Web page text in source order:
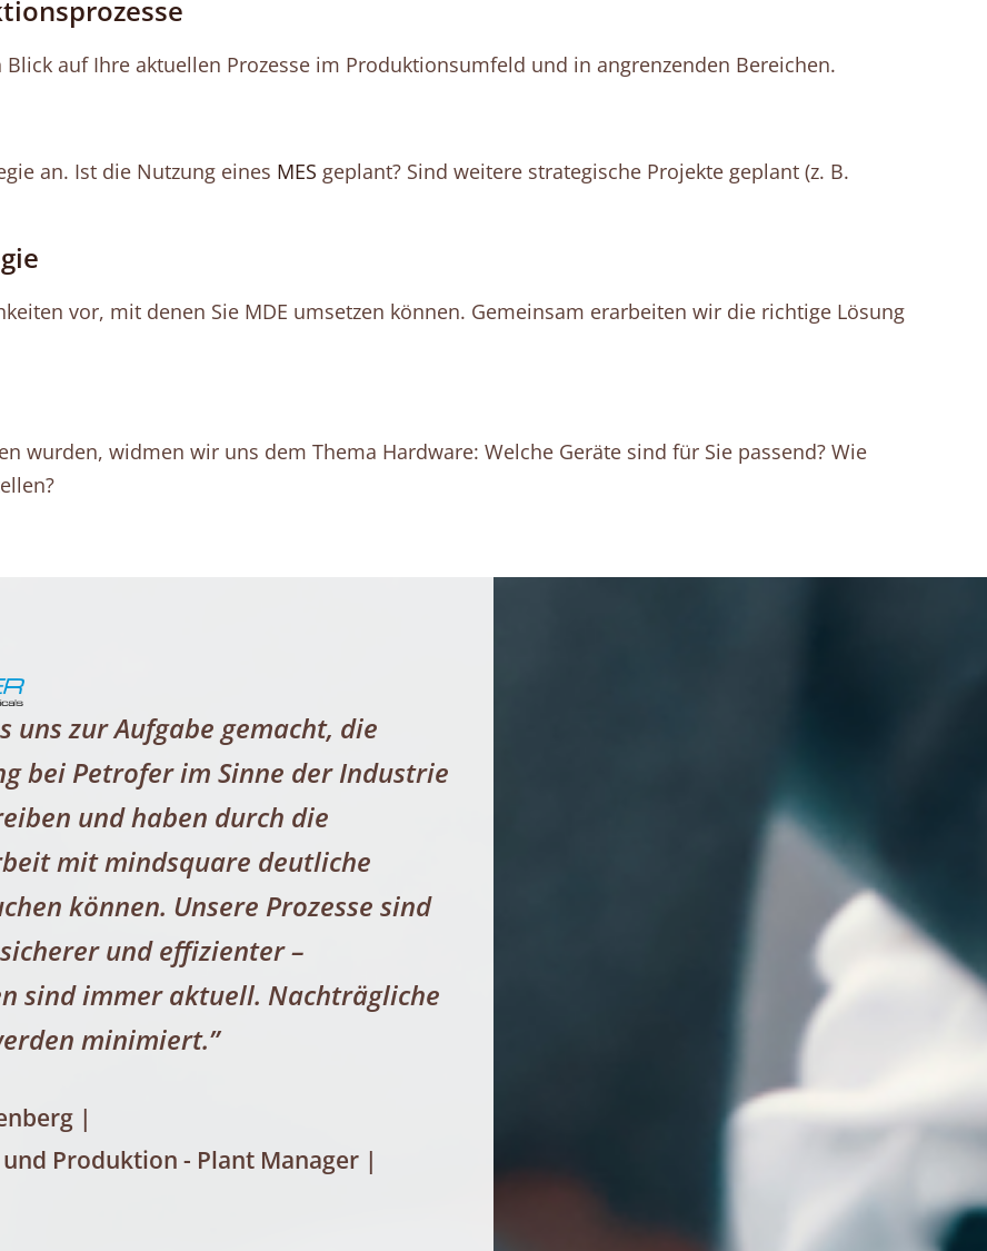
auf Ihre aktuellen Prozesse im Produktionsumfeld und in angrenzenden Bereichen.
an. Ist die Nutzung eines MES geplant? Sind weitere strategische Projekte geplant (z. B.
vor, mit denen Sie MDE umsetzen können. Gemeinsam erarbeiten wir die richtige Lösung
wurden, widmen wir uns dem Thema Hardware: Welche Geräte sind für Sie passend? Wie
uns zur Aufgabe gemacht, die
bei Petrofer im Sinne der Industrie
und haben durch die
mit mindsquare deutliche
können. Unsere Prozesse sind
und effizienter –
sind immer aktuell. Nachträgliche
minimiert.”
|
Produktion - Plant Manager |